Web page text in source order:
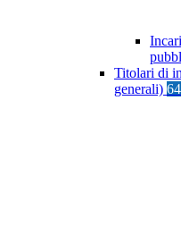
Titolari di
generali) 64